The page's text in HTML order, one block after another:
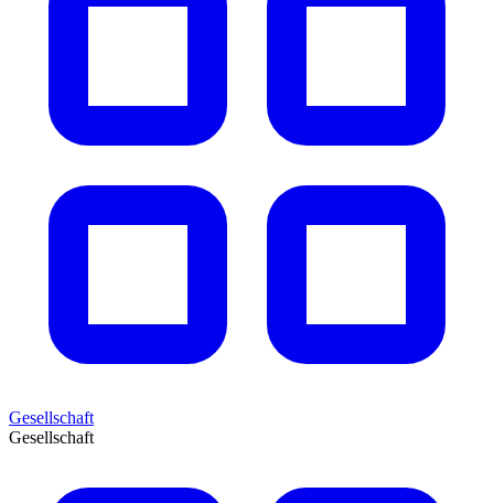
Gesellschaft
Gesellschaft